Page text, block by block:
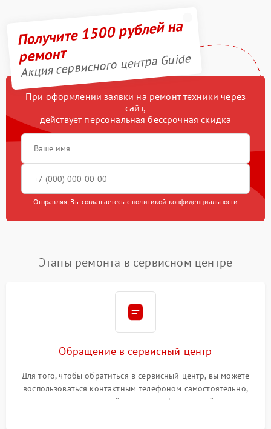
Получите 1500 рублей на
ремонт
Акция сервисного центра Guide
При оформлении заявки на ремонт техники через
сайт,
действует персональная бессрочная скидка
Отправляя, Вы соглашаетесь с политикой конфиденциальности
Этапы ремонта в сервисном центре
Обращение в сервисный центр
Для того, чтобы обратиться в сервисный центр, вы можете
воспользоваться контактным телефоном самостоятельно,
или оставить свой номер телефона на сайте